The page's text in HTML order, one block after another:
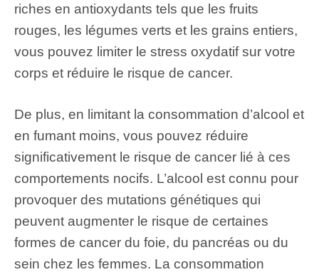
riches en antioxydants tels que les fruits
rouges, les légumes verts et les grains entiers,
vous pouvez limiter le stress oxydatif sur votre
corps et réduire le risque de cancer.
De plus, en limitant la consommation d’alcool et
en fumant moins, vous pouvez réduire
significativement le risque de cancer lié à ces
comportements nocifs. L’alcool est connu pour
provoquer des mutations génétiques qui
peuvent augmenter le risque de certaines
formes de cancer du foie, du pancréas ou du
sein chez les femmes. La consommation